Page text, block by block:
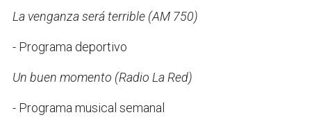
La venganza será terrible (AM 750)
- Programa deportivo
Un buen momento (Radio La Red)
- Programa musical semanal